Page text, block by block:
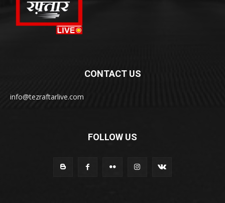
CONTACT US
info@tezraftarlive.com
FOLLOW US